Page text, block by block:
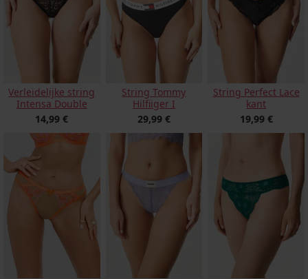
Verleidelijke string
Intensa Double
14,99 €
String Tommy
Hilfiiger I
29,99 €
String Perfect Lace
kant
19,99 €